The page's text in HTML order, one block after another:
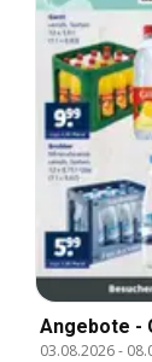
Angebote -
03.08.2026-